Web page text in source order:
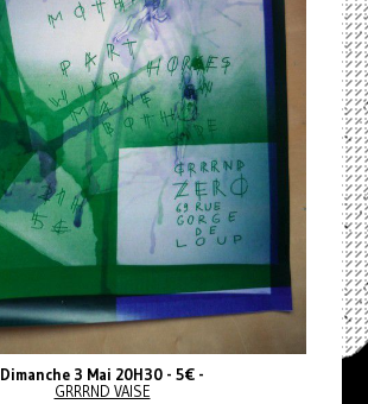
Dimanche 3 Mai 20H30 - 5€ -
GRRRND VAISE